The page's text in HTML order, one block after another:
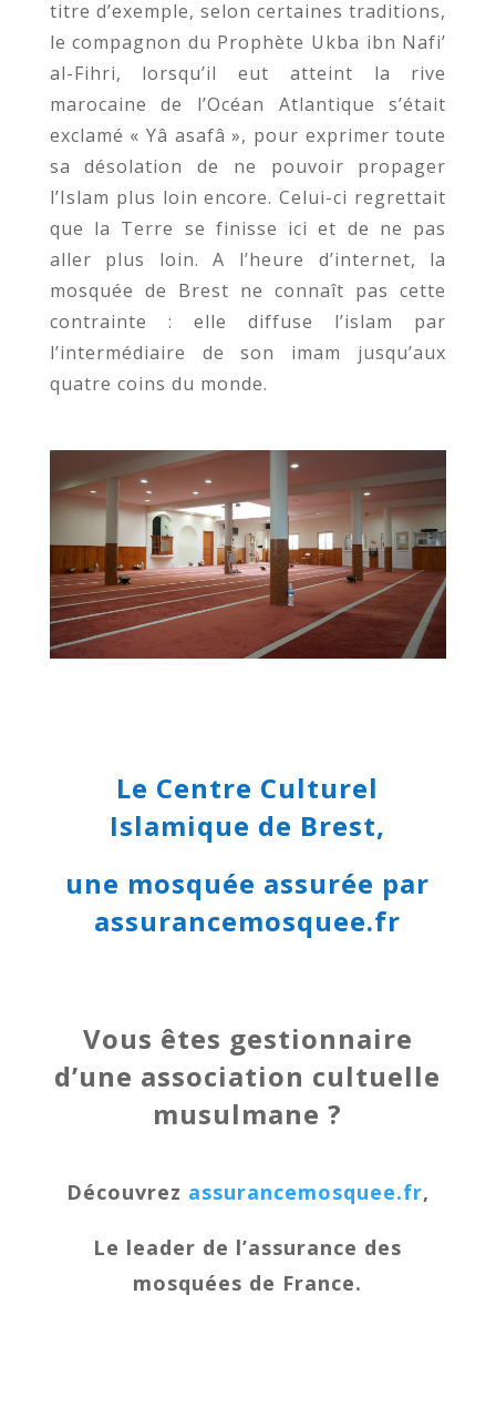
titre d’exemple, selon certaines traditions,
le compagnon du Prophète Ukba ibn Nafi’
al-Fihri, lorsqu’il eut atteint la rive
marocaine de l’Océan Atlantique s’était
exclamé « Yâ asafâ », pour exprimer toute
sa désolation de ne pouvoir propager
l’Islam plus loin encore. Celui-ci regrettait
que la Terre se finisse ici et de ne pas
aller plus loin. A l’heure d’internet, la
mosquée de Brest ne connaît pas cette
contrainte : elle diffuse l’islam par
l’intermédiaire de son imam jusqu’aux
quatre coins du monde.
Le Centre Culturel
Islamique de Brest,
une mosquée assurée par
assurancemosquee.fr
Vous êtes gestionnaire
d’une association cultuelle
musulmane ?
Découvrez assurancemosquee.fr,
Le leader de l’assurance des
mosquées de France.